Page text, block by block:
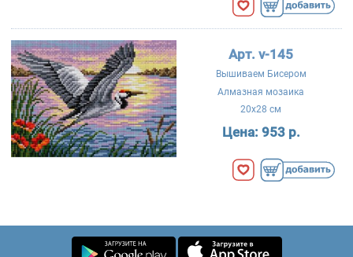
Арт. v-145
Вышиваем Бисером
Алмазная мозаика
20x28 см
Цена: 953 р.